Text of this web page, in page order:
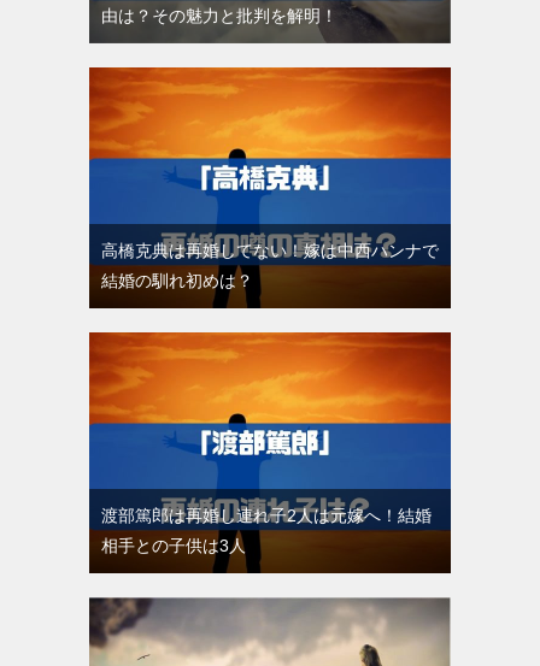
由は？その魅力と批判を解明！
高橋克典は再婚してない！嫁は中西ハンナで
結婚の馴れ初めは？
渡部篤郎は再婚し連れ子2人は元嫁へ！結婚
相手との子供は3人